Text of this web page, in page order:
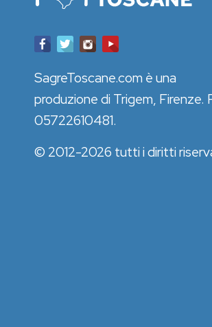
SagreToscane.com è una
produzione di Trigem, Firenze.
05722610481.
© 2012-2026 tutti i diritti